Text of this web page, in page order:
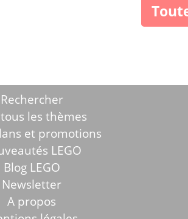
Rechercher
les thèmes
et promotions
LEGO
Blog LEGO
Newsletter
A propos